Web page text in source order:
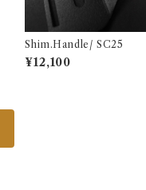
Shim.Handle/ SC25
¥12,100